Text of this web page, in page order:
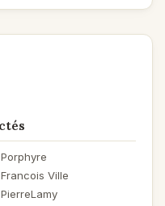
le 06/05/2019 à 11:58
Porphyre
Francois Ville
PierreLamy